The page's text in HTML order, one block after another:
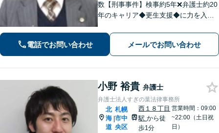
数【刑事事件】検事約5年❌弁護士約20
年のキャリア◆更生支援◆に力を入れ
【交通事故】民事・刑事両面で真実を
追求し、適切な対応を求めて尽力しま
す。被害者支援にも注力。
電話でお問い合わせ メールでお問い合わせ
小野 裕貴 弁護士
弁護士法人すぎの葉法律事務所
北
海
道
|
札幌
市中
央区
西１８丁目
駅から徒
歩1分
営業時間：09:00
~22:00（土日祝
日）